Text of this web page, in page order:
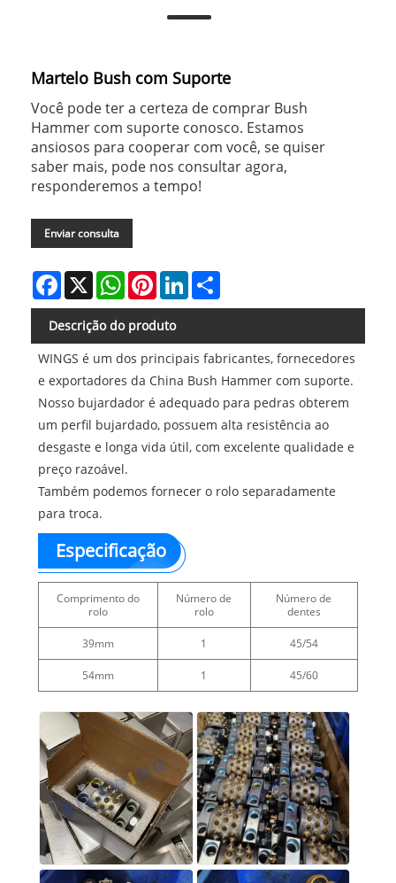
Martelo Bush com Suporte
Você pode ter a certeza de comprar Bush
Hammer com suporte conosco. Estamos
ansiosos para cooperar com você, se quiser
saber mais, pode nos consultar agora,
responderemos a tempo!
Enviar consulta
Facebook
X WhatsAppPinterestLinkedIn
Descrição do produto
WINGS é um dos principais fabricantes, fornecedores
e exportadores da China Bush Hammer com suporte.
Nosso bujardador é adequado para pedras obterem
um perfil bujardado, possuem alta resistência ao
desgaste e longa vida útil, com excelente qualidade e
preço razoável.
Também podemos fornecer o rolo separadamente
para troca.
Especificação
Comprimento do
rolo
Número de
rolo
Número de
dentes
39mm 1 45/54
54mm 1 45/60